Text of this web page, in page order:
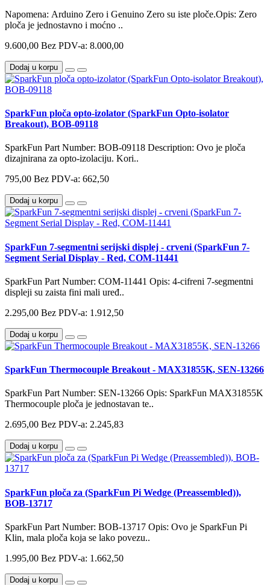
Napomena: Arduino Zero i Genuino Zero su iste ploče.Opis: Zero
ploča je jednostavno i moćno ..
9.600,00 Bez PDV-a: 8.000,00
Dodaj u korpu
SparkFun ploča opto-izolator (SparkFun Opto-isolator
Breakout), BOB-09118
SparkFun Part Number: BOB-09118 Description: Ovo je ploča
dizajnirana za opto-izolaciju. Kori..
795,00 Bez PDV-a: 662,50
Dodaj u korpu
SparkFun 7-segmentni serijski displej - crveni (SparkFun 7-
Segment Serial Display - Red, COM-11441
SparkFun Part Number: COM-11441 Opis: 4-cifreni 7-segmentni
displeji su zaista fini mali uređ..
2.295,00 Bez PDV-a: 1.912,50
Dodaj u korpu
SparkFun Thermocouple Breakout - MAX31855K, SEN-13266
SparkFun Part Number: SEN-13266 Opis: SparkFun MAX31855K
Thermocouple ploča je jednostavan te..
2.695,00 Bez PDV-a: 2.245,83
Dodaj u korpu
SparkFun ploča za (SparkFun Pi Wedge (Preassembled)),
BOB-13717
SparkFun Part Number: BOB-13717 Opis: Ovo je SparkFun Pi
Klin, mala ploča koja se lako povezu..
1.995,00 Bez PDV-a: 1.662,50
Dodaj u korpu